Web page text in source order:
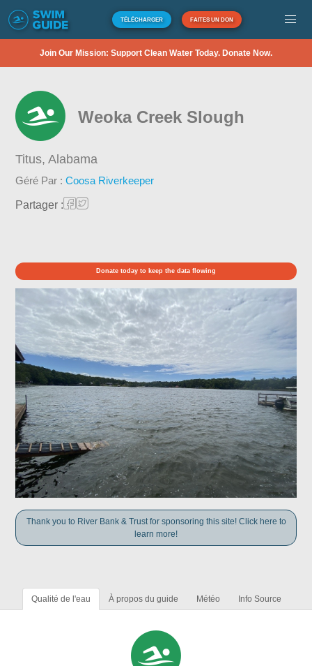
TÉLÉCHARGER FAITES UN DON
Join Our Mission: Support Clean Water Today. Donate Now.
Weoka Creek Slough
Titus,Alabama
Géré Par :Coosa Riverkeeper
Partager :
Donate today to keep the data flowing
Thank you to River Bank & Trust for sponsoring this site! Click here to
learn more!
Qualité de l'eau À propos du guide Météo Info Source